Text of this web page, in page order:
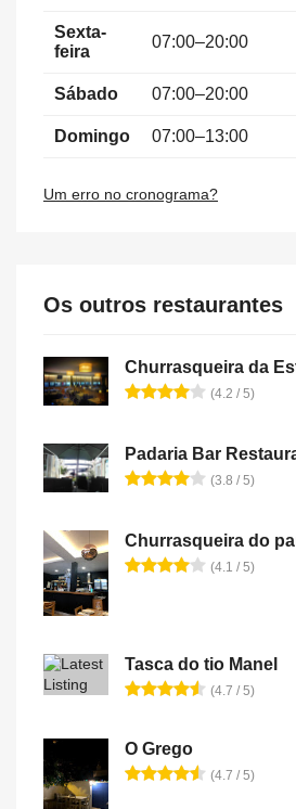
Sexta-
feira
07:00–20:00
Sábado 07:00–20:00
Domingo 07:00–13:00
Um erro no cronograma?
Os outros restaurantes
Churrasqueira da
(4.2 / 5)
Padaria Bar
(3.8 / 5)
Churrasqueira do
(4.1 / 5)
Tasca do tio Manel
(4.7 / 5)
O Grego
(4.7 / 5)